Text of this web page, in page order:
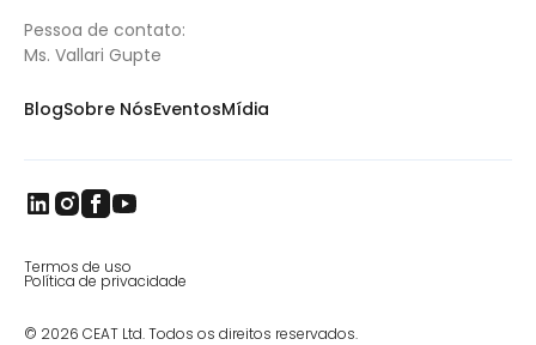
Pessoa de contato:
Ms. Vallari Gupte
BlogSobre NósEventosMídia
© 2026 CEAT Ltd. Todos os direitos reservados.
Termos de uso
Política de privacidade